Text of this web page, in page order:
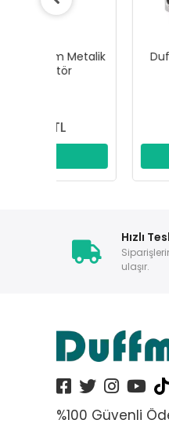
Duffmart
Hızlı
ulaşır.
%100 Güvenli